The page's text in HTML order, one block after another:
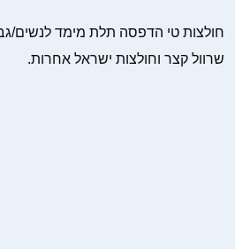
חולצות טי הדפסה תלת מימד לנשים/
שרוול קצר וחולצות ישראל אחרות.